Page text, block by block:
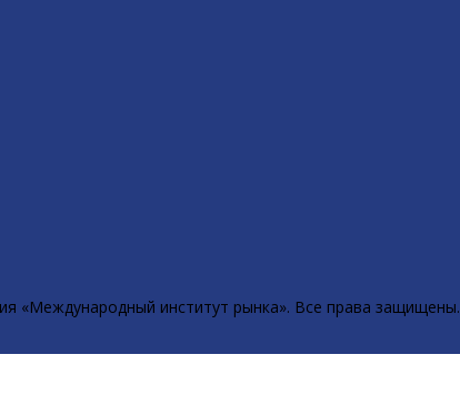
«Международный институт рынка». Все права защищены.